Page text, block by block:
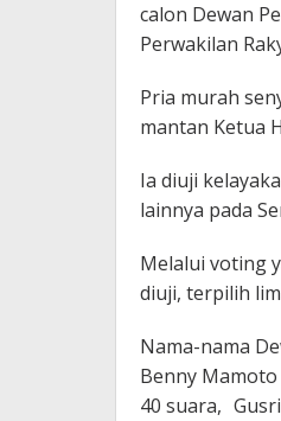
calon Dewan
Perwakilan
Pria murah
mantan Ketua
Ia diuji
lainnya pada
Melalui voting
diuji, terpilih
Nama-nama
Benny
40 suara,